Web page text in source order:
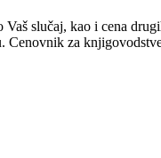
slučaj, kao i cena
Cenovnik za